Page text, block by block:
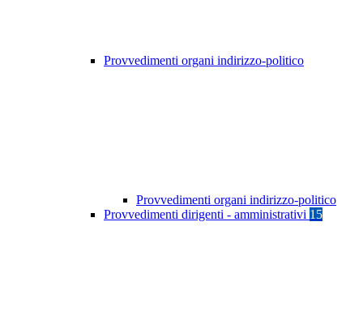
Provvedimenti organi indirizzo-politico
Provvedimenti organi indirizzo-politico
Provvedimenti dirigenti - amministrativi 15